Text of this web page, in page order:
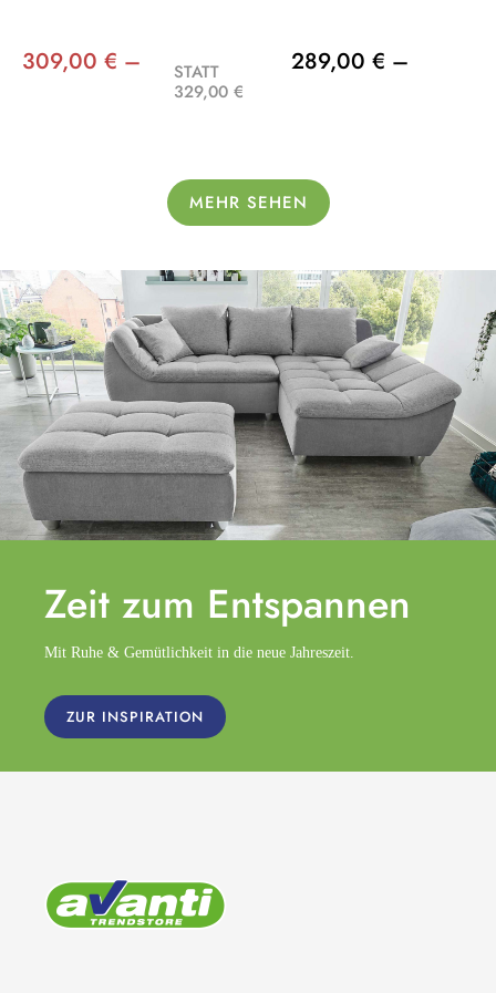
309,00 € –
STATT
329,00 €
289,00 € –
MEHR SEHEN
Zeit zum Entspannen
Mit Ruhe & Gemütlichkeit in die neue Jahreszeit.
ZUR INSPIRATION